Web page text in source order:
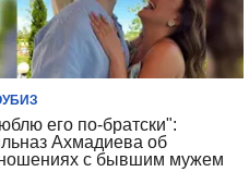
его по-братски":
Ахмадиева об
с бывшим мужем